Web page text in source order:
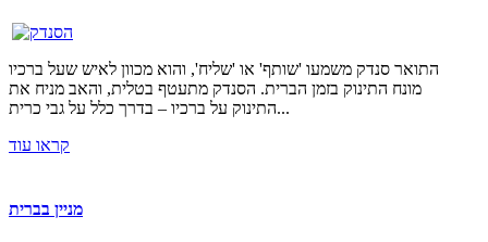
התואר סנדק משמעו 'שותף' או 'שליח', והוא מכוון לאיש שעל ברכיו
מונח התינוק בזמן הברית. הסנדק מתעטף בטלית, והאב מניח את
התינוק על ברכיו – בדרך כלל על גבי כרית...
קראו עוד
מניין בברית